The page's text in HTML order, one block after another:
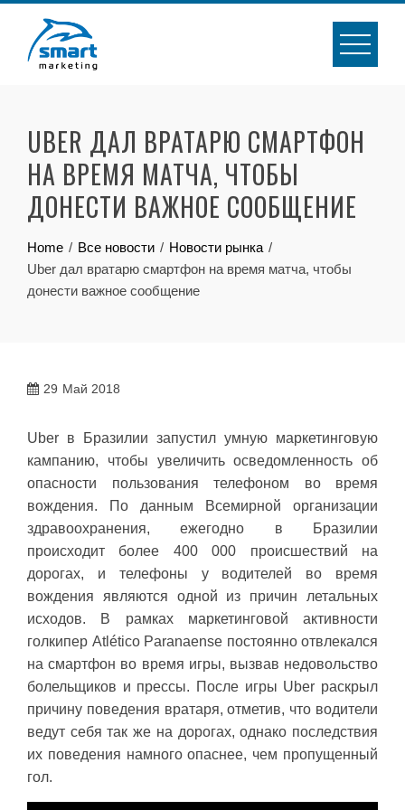
content
UBER ДАЛ ВРАТАРЮ СМАРТФОН
НА ВРЕМЯ МАТЧА, ЧТОБЫ
ДОНЕСТИ ВАЖНОЕ СООБЩЕНИЕ
Home Все новости
Новости рынка
Uber дал вратарю смартфон на время матча, чтобы
донести важное сообщение
29 Май 2018
Uber в Бразилии запустил умную маркетинговую
кампанию, чтобы увеличить осведомленность об
опасности пользования телефоном во время
вождения. По данным Всемирной организации
здравоохранения, ежегодно в Бразилии
происходит более 400 000 происшествий на
дорогах, и телефоны у водителей во время
вождения являются одной из причин летальных
исходов. В рамках маркетинговой активности
голкипер Atlético Paranaense постоянно отвлекался
на смартфон во время игры, вызвав недовольство
болельщиков и прессы. После игры Uber раскрыл
причину поведения вратаря, отметив, что водители
ведут себя так же на дорогах, однако последствия
их поведения намного опаснее, чем пропущенный
гол.